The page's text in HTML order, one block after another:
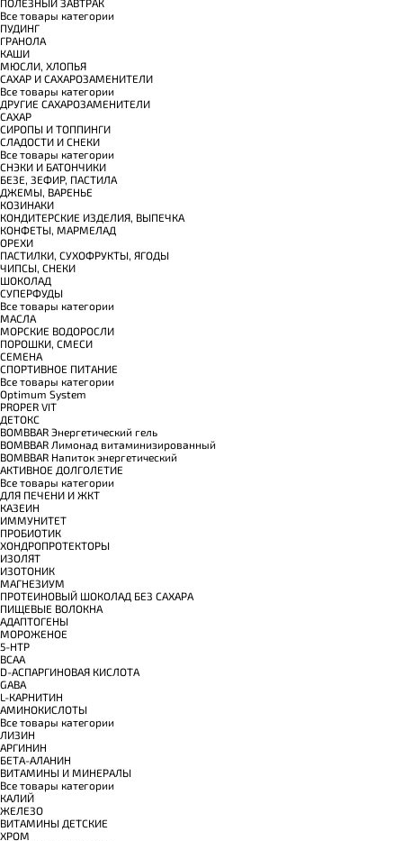
Все товары категории
ПУДИНГ
ГРАНОЛА
КАШИ
МЮСЛИ, ХЛОПЬЯ
САХАР И САХАРОЗАМЕНИТЕЛИ
Все товары категории
ДРУГИЕ САХАРОЗАМЕНИТЕЛИ
САХАР
СИРОПЫ И ТОППИНГИ
СЛАДОСТИ И СНЕКИ
Все товары категории
СНЭКИ И БАТОНЧИКИ
БЕЗЕ, ЗЕФИР, ПАСТИЛА
ДЖЕМЫ, ВАРЕНЬЕ
КОЗИНАКИ
КОНДИТЕРСКИЕ ИЗДЕЛИЯ, ВЫПЕЧКА
КОНФЕТЫ, МАРМЕЛАД
ОРЕХИ
ПАСТИЛКИ, СУХОФРУКТЫ, ЯГОДЫ
ЧИПСЫ, СНЕКИ
ШОКОЛАД
СУПЕРФУДЫ
Все товары категории
МАСЛА
МОРСКИЕ ВОДОРОСЛИ
ПОРОШКИ, СМЕСИ
СЕМЕНА
СПОРТИВНОЕ ПИТАНИЕ
Все товары категории
Optimum System
PROPER VIT
ДЕТОКС
BOMBBAR Энергетический гель
BOMBBAR Лимонад витаминизированный
BOMBBAR Напиток энергетический
АКТИВНОЕ ДОЛГОЛЕТИЕ
Все товары категории
ДЛЯ ПЕЧЕНИ И ЖКТ
КАЗЕИН
ИММУНИТЕТ
ПРОБИОТИК
ХОНДРОПРОТЕКТОРЫ
ИЗОЛЯТ
ИЗОТОНИК
МАГНЕЗИУМ
ПРОТЕИНОВЫЙ ШОКОЛАД БЕЗ САХАРА
ПИЩЕВЫЕ ВОЛОКНА
АДАПТОГЕНЫ
МОРОЖЕНОЕ
5-HTP
BCAA
D-АСПАРГИНОВАЯ КИСЛОТА
GABA
L-КАРНИТИН
АМИНОКИСЛОТЫ
Все товары категории
ЛИЗИН
АРГИНИН
БЕТА-АЛАНИН
ВИТАМИНЫ И МИНЕРАЛЫ
Все товары категории
КАЛИЙ
ЖЕЛЕЗО
ВИТАМИНЫ ДЕТСКИЕ
ХРОМ